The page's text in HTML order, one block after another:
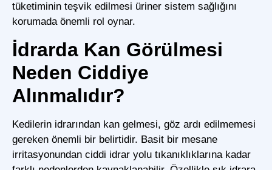
tüketiminin teşvik edilmesi üriner sistem sağlığını
korumada önemli rol oynar.
İdrarda Kan Görülmesi
Neden Ciddiye
Alınmalıdır?
Kedilerin idrarından kan gelmesi, göz ardı edilmemesi
gereken önemli bir belirtidir. Basit bir mesane
irritasyonundan ciddi idrar yolu tıkanıklıklarına kadar